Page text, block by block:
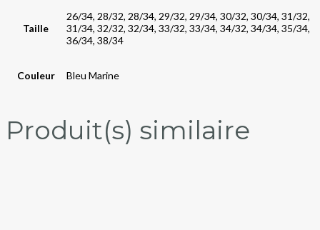
Taille
26/34, 28/32, 28/34, 29/32, 29/34, 30/32, 30/34, 31/32,
31/34, 32/32, 32/34, 33/32, 33/34, 34/32, 34/34, 35/34,
36/34, 38/34
Couleur Bleu Marine
Produit(s) similaire